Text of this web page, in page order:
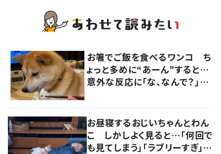
お箸でご飯を食べるワンコ ち
ょっと多めに“あーん”すると…
意外な反応に「な、なんで？」
お昼寝するおじいちゃんとわん
こ しかしよく見ると…「何回で
も見てしまう」「ラブリーすぎ」の